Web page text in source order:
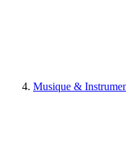
Musique &